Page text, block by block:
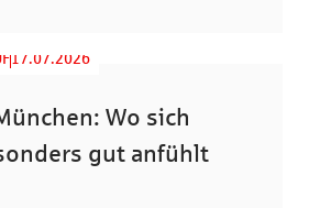
17.07.2026
Wo sich
gut anfühlt